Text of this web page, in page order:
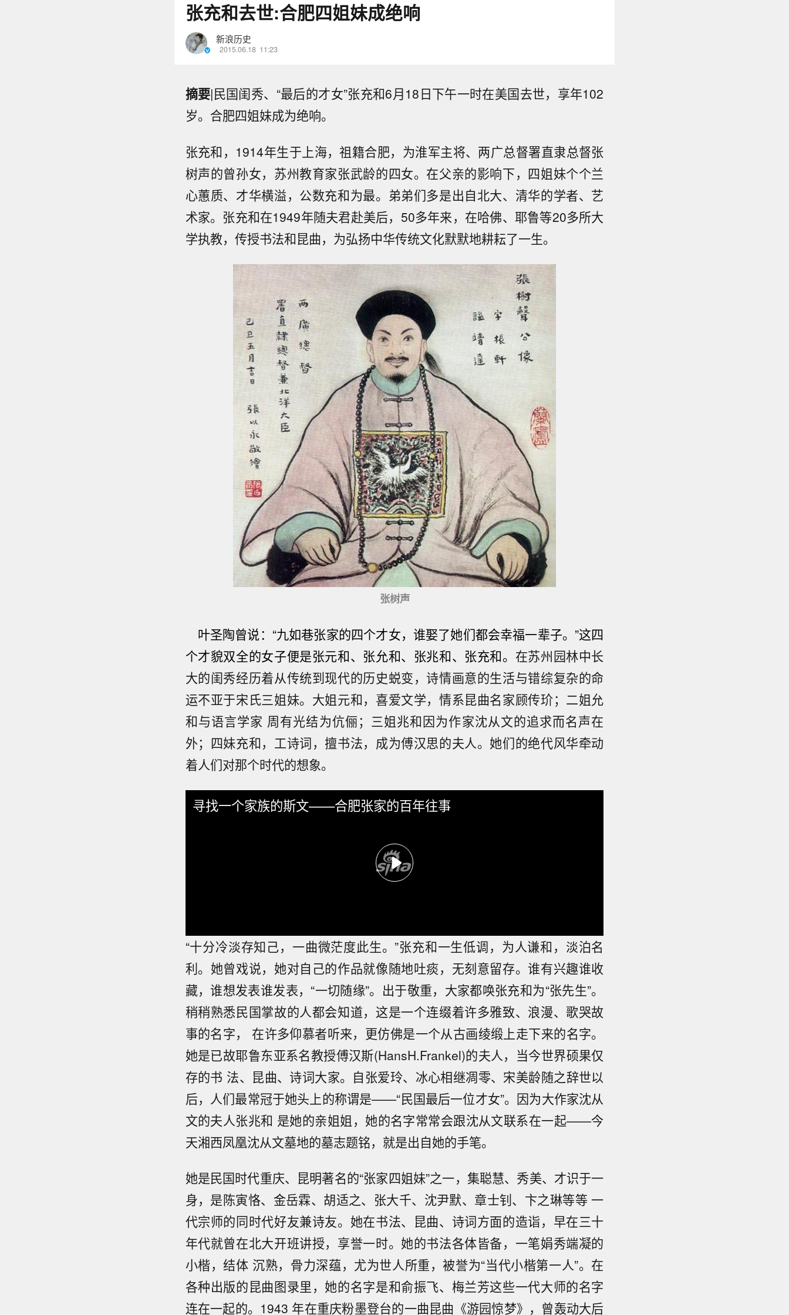
张充和去世:合肥四姐妹成绝响
新浪历史
2015.06.18 11:23
摘要|民国闺秀、“最后的才女”张充和6月18日下午一时在美国去世，享年102
岁。合肥四姐妹成为绝响。
张充和，1914年生于上海，祖籍合肥，为淮军主将、两广总督署直隶总督张
树声的曾孙女，苏州教育家张武龄的四女。在父亲的影响下，四姐妹个个兰
心蕙质、才华横溢，公数充和为最。弟弟们多是出自北大、清华的学者、艺
术家。张充和在1949年随夫君赴美后，50多年来，在哈佛、耶鲁等20多所大
学执教，传授书法和昆曲，为弘扬中华传统文化默默地耕耘了一生。
张树声
叶圣陶曾说：“九如巷张家的四个才女，谁娶了她们都会幸福一辈子。”这四
个才貌双全的女子便是张元和、张允和、张兆和、张充和。 在苏州园林中长
大的闺秀经历着从传统到现代的历史蜕变，诗情画意的生活与错综复杂的命
运不亚于宋氏三姐妹。大姐元和，喜爱文学，情系昆曲名家顾传玠；二姐允
和与语言学家 周有光结为伉俪；三姐兆和因为作家沈从文的追求而名声在
外；四妹充和，工诗词，擅书法，成为傅汉思的夫人。她们的绝代风华牵动
着人们对那个时代的想象。
寻找一个家族的斯文——合肥张家的百年往事
“十分冷淡存知己，一曲微茫度此生。”张充和一生低调，为人谦和，淡泊名
利。她曾戏说，她对自己的作品就像随地吐痰，无刻意留存。谁有兴趣谁收
藏，谁想发表谁发表，“一切随缘”。出于敬重，大家都唤张充和为“张先生”。
稍稍熟悉民国掌故的人都会知道，这是一个连缀着许多雅致、浪漫、歌哭故
事的名字， 在许多仰慕者听来，更仿佛是一个从古画绫缎上走下来的名字。
她是已故耶鲁东亚系名教授傅汉斯(HansH.Frankel)的夫人，当今世界硕果仅
存的书 法、昆曲、诗词大家。自张爱玲、冰心相继凋零、宋美龄随之辞世以
后，人们最常冠于她头上的称谓是——“民国最后一位才女”。因为大作家沈从
文的夫人张兆和 是她的亲姐姐，她的名字常常会跟沈从文联系在一起——今
天湘西凤凰沈从文墓地的墓志题铭，就是出自她的手笔。
她是民国时代重庆、昆明著名的“张家四姐妹”之一，集聪慧、秀美、才识于一
身，是陈寅恪、金岳霖、胡适之、张大千、沈尹默、章士钊、卞之琳等等 一
代宗师的同时代好友兼诗友。她在书法、昆曲、诗词方面的造诣，早在三十
年代就曾在北大开班讲授，享誉一时。她的书法各体皆备，一笔娟秀端凝的
小楷，结体 沉熟，骨力深蕴，尤为世人所重，被誉为“当代小楷第一人”。在
各种出版的昆曲图录里，她的名字是和俞振飞、梅兰芳这些一代大师的名字
连在一起的。1943 年在重庆粉墨登台的一曲昆曲《游园惊梦》，曾轰动大后